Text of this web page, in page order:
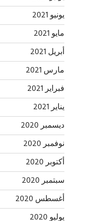
يونيو 2021
مايو 2021
أبريل 2021
مارس 2021
فبراير 2021
يناير 2021
ديسمبر 2020
نوفمبر 2020
أكتوبر 2020
سبتمبر 2020
أغسطس 2020
يوليو 2020